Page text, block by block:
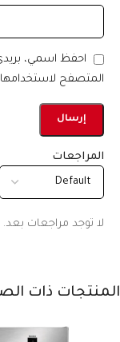
المراجعات
لا توجد مراجعات بعد.
احفظ اسمي، بريدي
المتصفح لاستخدامها
المنتجات ذات